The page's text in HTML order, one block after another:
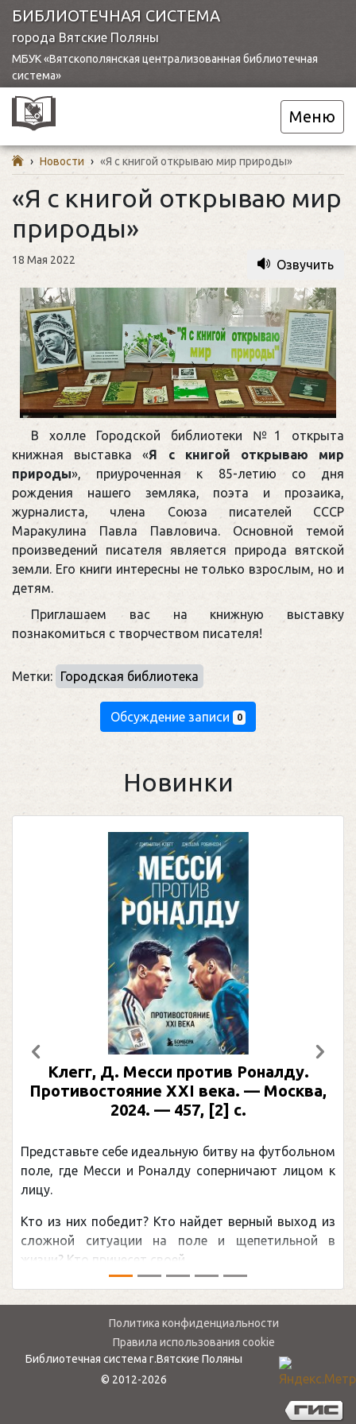
БИБЛИОТЕЧНАЯ СИСТЕМА
города Вятские Поляны
МБУК «Вятскополянская централизованная библиотечная
система»
Меню
› Новости › «Я с книгой открываю мир природы»
«Я с книгой открываю мир
природы»
18 Мая 2022 Озвучить
В холле Городской библиотеки №1 открыта
книжная выставка «Я с книгой открываю мир
природы», приуроченная к 85-летию со дня
рождения нашего земляка, поэта и прозаика,
журналиста, члена Союза писателей СССР
Маракулина Павла Павловича. Основной темой
произведений писателя является природа вятской
земли. Его книги интересны не только взрослым, но и
детям.
Приглашаем вас на книжную выставку
познакомиться с творчеством писателя!
Метки: Городская библиотека
Обсуждение записи 0
Новинки
Клегг, Д. Месси против Роналду.
Противостояние XXI века. — Москва,
2024. — 457, [2] с.
Представьте себе идеальную битву на футбольном
поле, где Месси и Роналду соперничают лицом к
лицу.
Кто из них победит? Кто найдет верный выход из
сложной ситуации на поле и щепетильной в
жизни? Кто принесет своей ...
Предыдущий
Политика конфиденциальности
Правила использования cookie
Библиотечная система г.Вятские Поляны
© 2012-2026